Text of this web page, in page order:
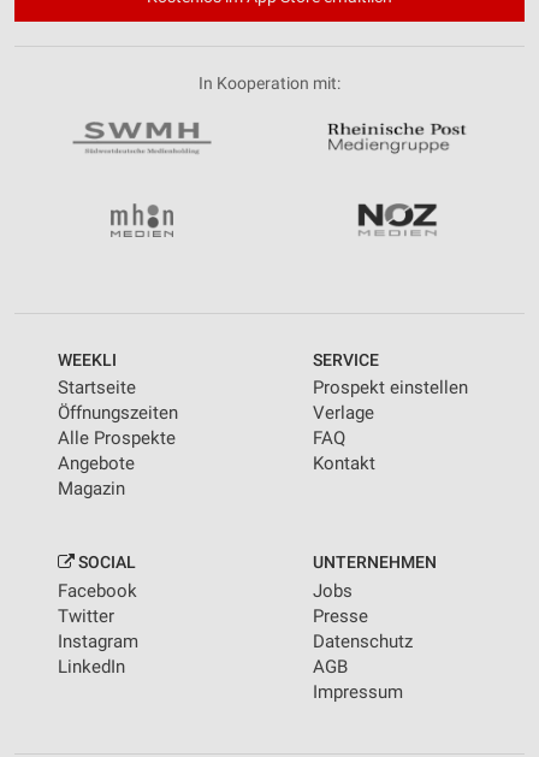
In Kooperation mit:
WEEKLI
Startseite
Öffnungszeiten
Alle Prospekte
Angebote
Magazin
SERVICE
Prospekt einstellen
Verlage
FAQ
Kontakt
SOCIAL
Facebook
Twitter
Instagram
LinkedIn
UNTERNEHMEN
Jobs
Presse
Datenschutz
AGB
Impressum